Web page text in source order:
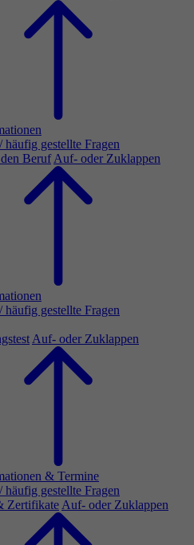
häufig gestellte Fragen
Beruf Auf- oder Zuklappen
häufig gestellte Fragen
Auf- oder Zuklappen
& Termine
häufig gestellte Fragen
Zertifikate Auf- oder Zuklappen